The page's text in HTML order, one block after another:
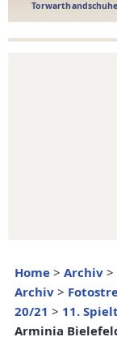
Home > Archiv >
Archiv >
20/21 > 11.
Arminia